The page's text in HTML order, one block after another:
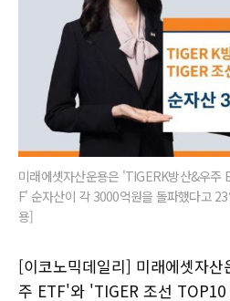
미래에셋자산운용은 'TIGERK방산&우
F' 순자산이 각 3000억원을 돌파했다고
용]
[이코노믹데일리] 미래에셋자
주 ETF'와 'TIGER 조선